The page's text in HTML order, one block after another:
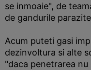
se inmoaie", de
de gandurile
Acum puteti gasi
dezinvoltura si alte
"daca penetrarea